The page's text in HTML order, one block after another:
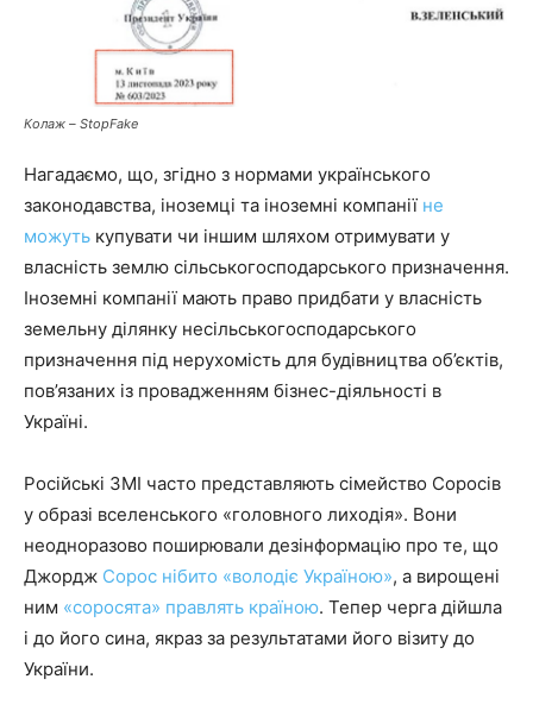
Колаж – StopFake
Нагадаємо, що, згідно з нормами українського
законодавства, іноземці та іноземні компанії не
можуть купувати чи іншим шляхом отримувати у
власність землю сільськогосподарського призначення.
Іноземні компанії мають право придбати у власність
земельну ділянку несільськогосподарського
призначення під нерухомість для будівництва об’єктів,
пов’язаних із провадженням бізнес-діяльності в
Україні.
Російські ЗМІ часто представляють сімейство Соросів
у образі вселенського «головного лиходія». Вони
неодноразово поширювали дезінформацію про те, що
Джордж Сорос нібито «володіє Україною», а вирощені
ним «соросята» правлять країною. Тепер черга дійшла
і до його сина, якраз за результатами його візиту до
України.